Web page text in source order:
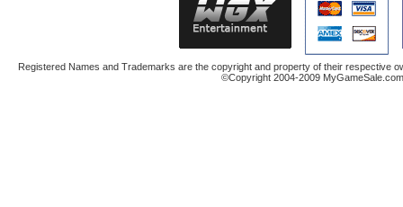
Registered Names and Trademarks are the copyright and property of their respective
©Copyright 2004-2009